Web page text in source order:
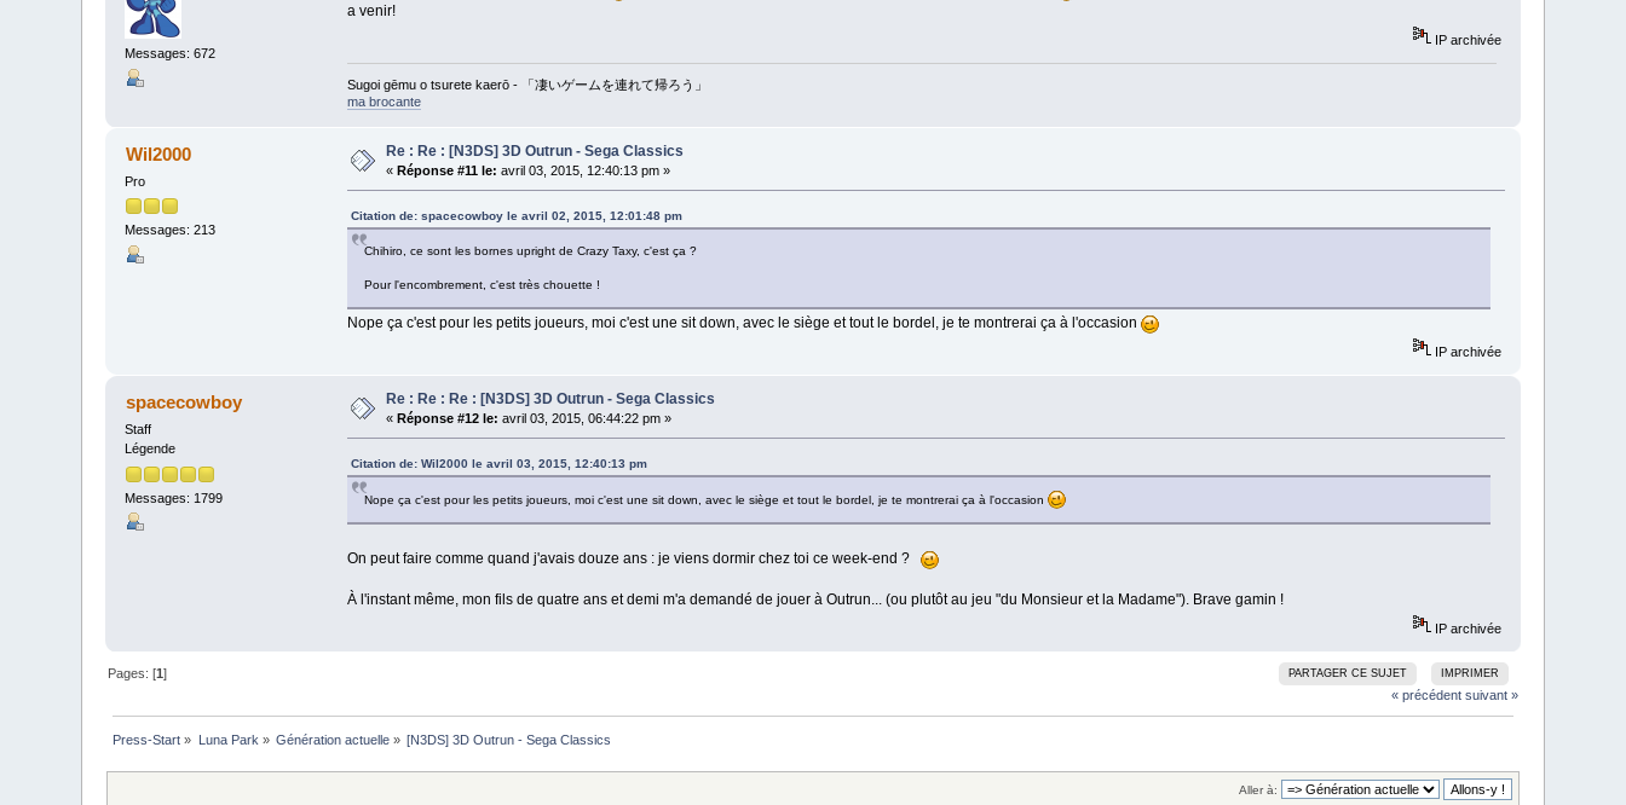
Messages: 672
a venir!
IP archivée
Sugoi gēmu o tsurete kaerō - 「凄いゲームを連れて帰ろう」
ma brocante
Wil2000
Pro
Messages: 213
Re : Re : [N3DS] 3D Outrun - Sega Classics
«Réponse #11 le: avril 03, 2015, 12:40:13 pm »
Citation de: spacecowboy le avril 02, 2015, 12:01:48 pm
Chihiro, ce sont les bornes upright de Crazy Taxy, c'est ça ?
Pour l'encombrement, c'est très chouette !
Nope ça c'est pour les petits joueurs, moi c'est une sit down, avec le siège et tout le bordel, je te montrerai ça à l'occasion
IP archivée
spacecowboy
Staff
Légende
Messages: 1799
Re : Re : Re : [N3DS] 3D Outrun - Sega Classics
« Réponse #12 le: avril 03, 2015, 06:44:22 pm »
Citation de: Wil2000 le avril 03, 2015, 12:40:13 pm
Nope ça c'est pour les petits joueurs, moi c'est une sit down, avec le siège et tout le bordel, je te montrerai ça à l'occasion
On peut faire comme quand j'avais douze ans : je viens dormir chez toi ce week-end ?
À l'instant même, mon fils de quatre ans et demi m'a demandé de jouer à Outrun... (ou plutôt au jeu "du Monsieur et la Madame"). Brave gamin !
IP archivée
PARTAGER CE SUJET IMPRIMER
Pages: [1]
« précédent suivant »
Press-Start » Luna Park» Génération actuelle » [N3DS] 3D Outrun - Sega Classics
Aller à: